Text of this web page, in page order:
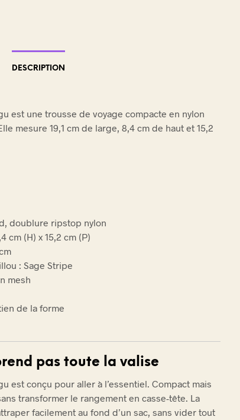
DESCRIPTION
est une trousse de voyage compacte en nylon
mesure 19,1 cm de large, 8,4 cm de haut et 15,2
doublure ripstop nylon
cm (H) x 15,2 cm (P)
: Sage Stripe
mesh
de la forme
pas toute la valise
est conçu pour aller à l’essentiel. Compact mais
transformer le rangement en casse-tête. La
facilement au fond d’un sac, sans vider tout